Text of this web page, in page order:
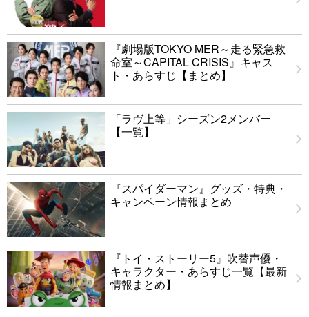
『劇場版TOKYO MER～走る緊急救
命室～CAPITAL CRISIS』キャス
ト・あらすじ【まとめ】
「ラヴ上等」シーズン2メンバー
【一覧】
『スパイダーマン』グッズ・特典・
キャンペーン情報まとめ
『トイ・ストーリー5』吹替声優・
キャラクター・あらすじ一覧【最新
情報まとめ】